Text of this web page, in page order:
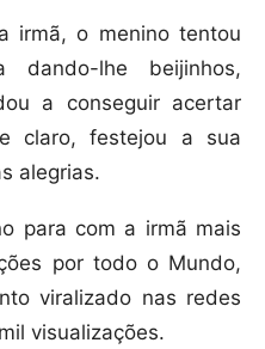
irmã, o menino tentou
dando-lhe beijinhos,
a conseguir acertar
claro, festejou a sua
alegrias.
para com a irmã mais
por todo o Mundo,
viralizado nas redes
visualizações.